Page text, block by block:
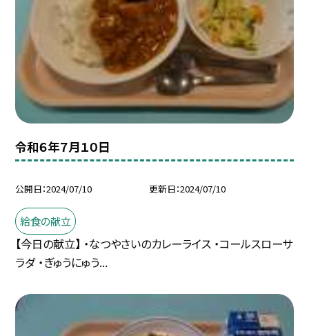
令和６年７月１０日
公開日 2024/07/10 更新日 2024/07/10
給食の献立
【今日の献立】 ・なつやさいのカレーライス ・コールスローサ
ラダ ・ぎゅうにゅう...